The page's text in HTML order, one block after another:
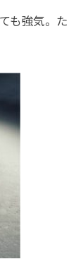
も強気。た